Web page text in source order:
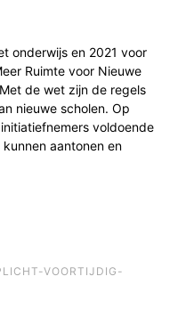
onderwijs en 2021 voor
Ruimte voor Nieuwe
de wet zijn de regels
nieuwe scholen. Op
voldoende
aantonen en
VOORTIJDIG-